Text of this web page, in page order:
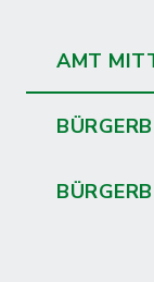
AMT